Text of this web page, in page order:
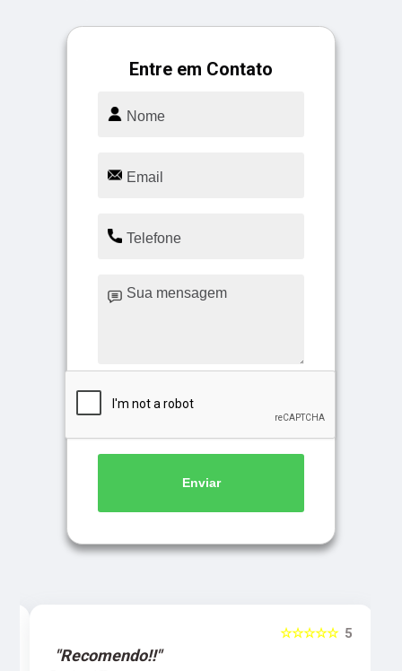
Entre em Contato
Enviar
5
☆☆☆☆☆
"Recomendo!!"